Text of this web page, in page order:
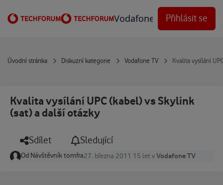
Vodafone Techforum
Přihlásit se
Úvodní stránka Diskuzní kategorie Vodafone TV Kvalita vysílání
Kvalita vysílání UPC (kabel) vs Skylink
(sat) a další otázky
Sdílet Sledující
Od Návštěvník tomfra27. března 2011 15 let vVodafone TV